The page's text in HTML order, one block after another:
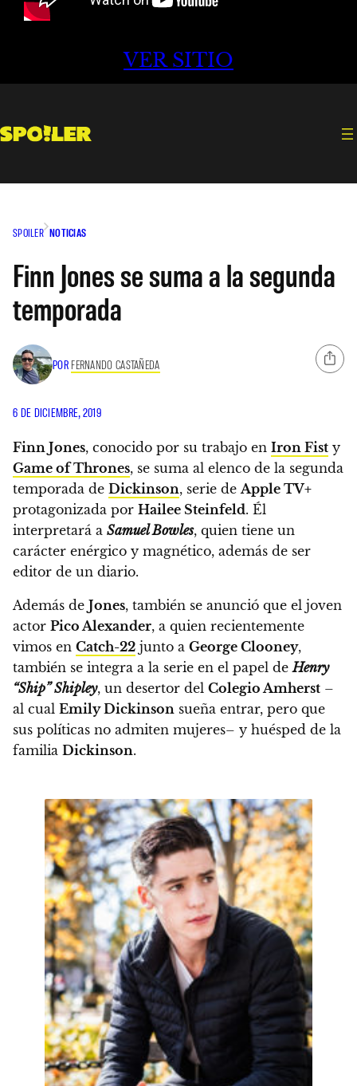
VER SITIO
SPOILER NOTICIAS
Finn Jones se suma a la segunda
temporada
POR FERNANDO CASTAÑEDA
6 DE DICIEMBRE, 2019
Finn Jones, conocido por su trabajo en Iron Fist y
Game of Thrones, se suma al elenco de la segunda
temporada de Dickinson, serie de Apple TV+
protagonizada por Hailee Steinfeld. Él
interpretará a Samuel Bowles, quien tiene un
carácter enérgico y magnético, además de ser
editor de un diario.
Además de Jones, también se anunció que el joven
actor Pico Alexander, a quien recientemente
vimos en Catch-22 junto a George Clooney,
también se integra a la serie en el papel deHenry
“Ship” Shipley, un desertor del Colegio Amherst –
al cual Emily Dickinson sueña entrar, pero que
sus políticas no admiten mujeres– y huésped de la
familia Dickinson.